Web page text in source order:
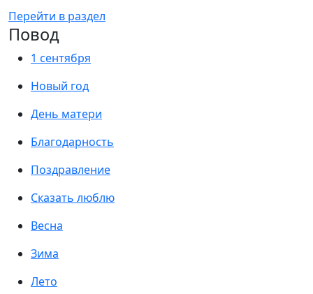
Перейти в раздел
Повод
1 сентября
Новый год
День матери
Благодарность
Поздравление
Сказать люблю
Весна
Зима
Лето